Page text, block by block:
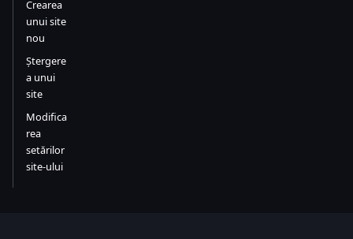
Crearea
unui site
nou
Ștergere
a unui
site
Modifica
rea
setărilor
site-ului